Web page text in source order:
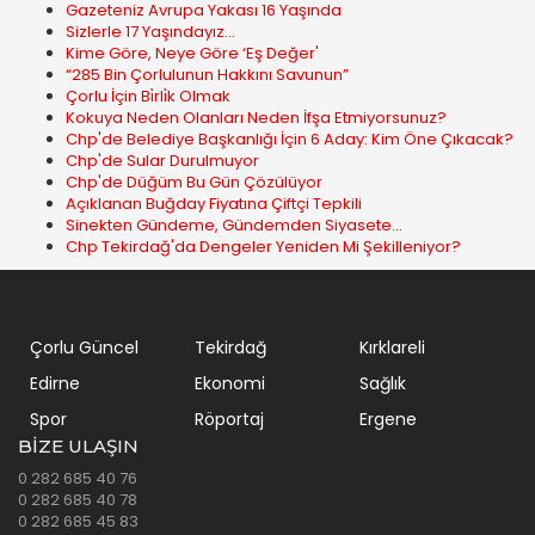
Gazeteniz Avrupa Yakası 16 Yaşında
Sizlerle 17 Yaşındayız...
Kime Göre, Neye Göre ‘Eş Değer'
“285 Bin Çorlulunun Hakkını Savunun”
Çorlu İçin Bi̇rli̇k Olmak
Kokuya Neden Olanları Neden İfşa Etmiyorsunuz?
Chp'de Belediye Başkanlığı İçin 6 Aday: Kim Öne Çıkacak?
Chp'de Sular Durulmuyor
Chp'de Düğüm Bu Gün Çözülüyor
Açıklanan Buğday Fiyatına Çiftçi Tepkili
Sinekten Gündeme, Gündemden Siyasete…
Chp Tekirdağ'da Dengeler Yeniden Mi Şekilleniyor?
Çorlu Güncel Tekirdağ
Kırklareli
Edirne
Ekonomi
Sağlık
Spor
Röportaj Ergene
BIZE ULAŞIN
0 282 685 40 76
0 282 685 40 78
0 282 685 45 83